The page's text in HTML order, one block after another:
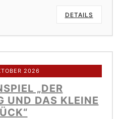
DETAILS
2026
„DER
UND DAS KLEINE